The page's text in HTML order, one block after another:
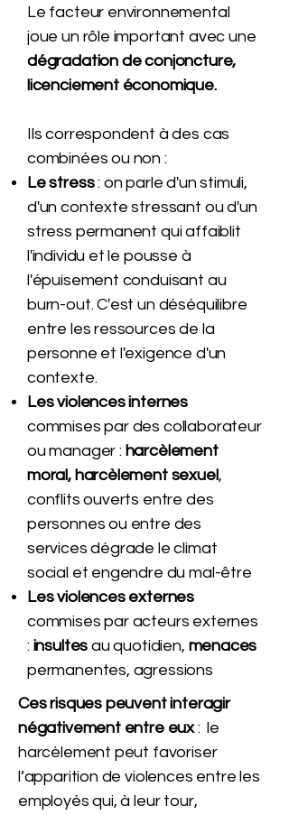
Le facteur environnemental
joue un rôle important avec une
dégradation de conjoncture,
licenciement économique.
Ils correspondent à des cas
combinées ou non :
Le stress: on parle d'un stimuli,
d'un contexte stressant ou d'un
stress permanent qui affaiblit
l'individu et le pousse à
l'épuisement conduisant au
burn-out. C'est un déséquilibre
entre les ressources de la
personne et l'exigence d'un
contexte.
Les violences internes
commises par des collaborateur
ou manager : harcèlement
moral, harcèlement sexuel,
conflits ouverts entre des
personnes ou entre des
services dégrade le climat
social et engendre du mal-être
Les violences externes
commises par acteurs externes
: insultesau quotidien, menaces
permanentes, agressions
Ces risques peuvent interagir
négativement entre eux: le
harcèlement peut favoriser
l’apparition de violences entre les
employés qui, à leur tour,